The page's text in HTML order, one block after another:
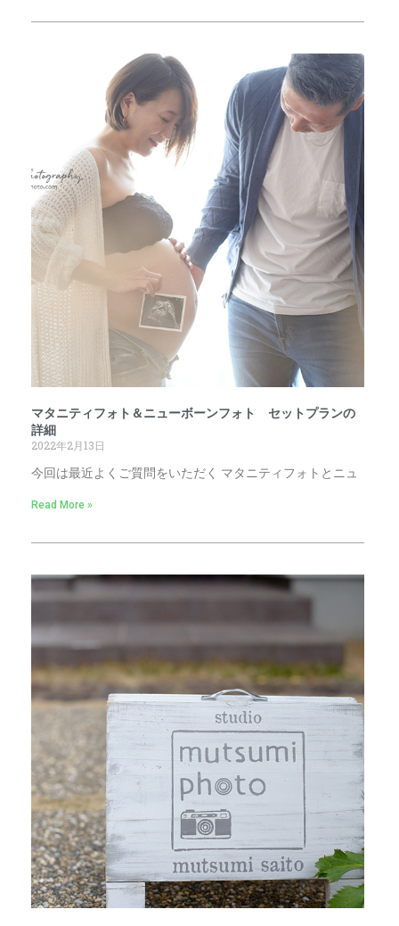
マタニティフォト＆ニューボーンフォト セットプランの
詳細
2022年2月13日
今回は最近よくご質問をいただく マタニティフォトとニュ
Read More »